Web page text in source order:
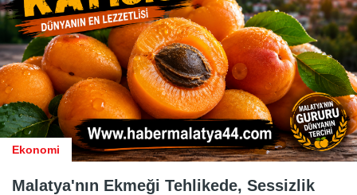
Ekonomi
Malatya'nın Ekmeği Tehlikede, Sessizlik